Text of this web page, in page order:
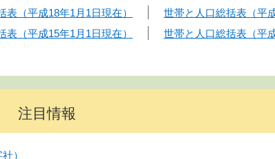
表（平成18年1月1日現在）
世帯と人口総括表（平
表（平成15年1月1日現在）
世帯と人口総括表（平
注目情報
）